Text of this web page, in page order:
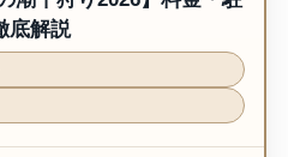
潮干狩り2026】料金・駐
解説